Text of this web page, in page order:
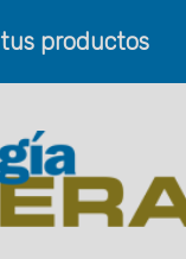
productos